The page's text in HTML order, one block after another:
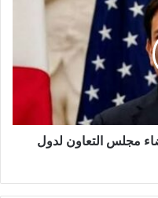
مجلس التعاون لدول